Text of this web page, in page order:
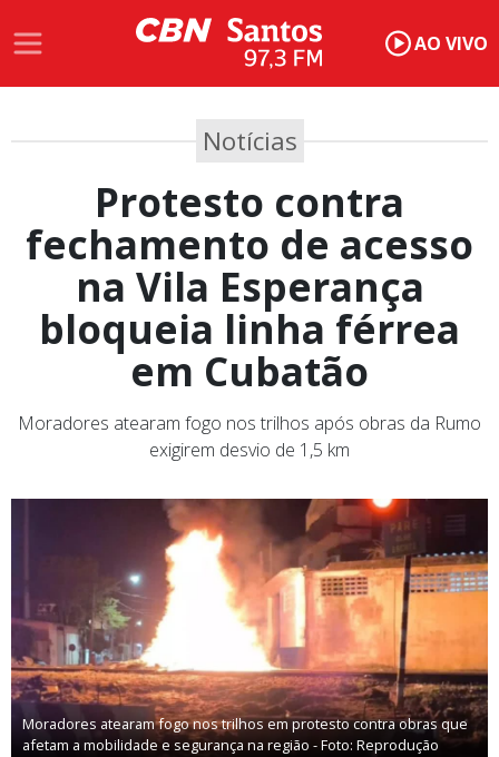
AO VIVO
Notícias
Protesto contra
fechamento de acesso
na Vila Esperança
bloqueia linha férrea
em Cubatão
Moradores atearam fogo nos trilhos após obras da Rumo
exigirem desvio de 1,5 km
Moradores atearam fogo nos trilhos em protesto contra obras que
afetam a mobilidade e segurança na região - Foto: Reprodução